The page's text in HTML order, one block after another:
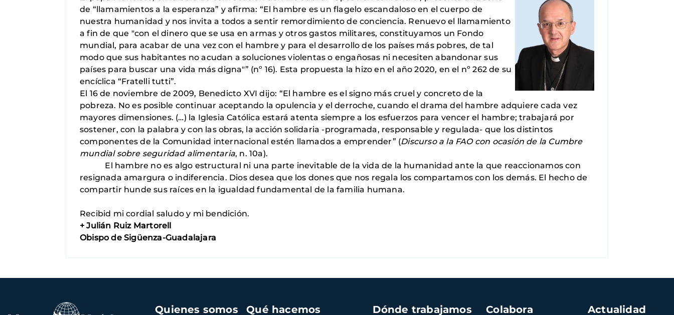
de “llamamientos a la esperanza” y afirma: “El hambre es un flagelo escandaloso en el cuerpo de
nuestra humanidad y nos invita a todos a sentir remordimiento de conciencia. Renuevo el llamamiento
a fin de que "con el dinero que se usa en armas y otros gastos militares, constituyamos un Fondo
mundial, para acabar de una vez con el hambre y para el desarrollo de los países más pobres, de tal
modo que sus habitantes no acudan a soluciones violentas o engañosas ni necesiten abandonar sus
países para buscar una vida más digna"” (nº 16). Esta propuesta la hizo en el año 2020, en el nº 262 de su
encíclica “Fratelli tutti”.
El 16 de noviembre de 2009, Benedicto XVI dijo: “El hambre es el signo más cruel y concreto de la
pobreza. No es posible continuar aceptando la opulencia y el derroche, cuando el drama del hambre adquiere cada vez
mayores dimensiones. (…) la Iglesia Católica estará atenta siempre a los esfuerzos para vencer el hambre; trabajará por
sostener, con la palabra y con las obras, la acción solidaria -programada, responsable y regulada- que los distintos
componentes de la Comunidad internacional estén llamados a emprender” (Discurso a la FAO con ocasión de la Cumbre
mundial sobre seguridad alimentaria, n. 10a).
El hambre no es algo estructural ni una parte inevitable de la vida de la humanidad ante la que reaccionamos con
resignada amargura o indiferencia. Dios desea que los dones que nos regala los compartamos con los demás. El hecho de
compartir hunde sus raíces en la igualdad fundamental de la familia humana.
Recibid mi cordial saludo y mi bendición.
+ Julián Ruiz Martorell
Obispo de Sigüenza-Guadalajara
Navegación
Quienes somos Qué hacemos Dónde trabajamos Colabora Actualidad